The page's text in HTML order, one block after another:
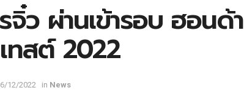
ว ผ่านเข้ารอบ ฮอนด้
ทสต์ 2022
12/2022 in News